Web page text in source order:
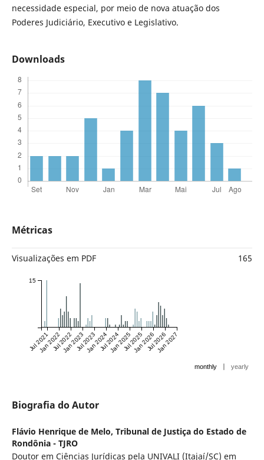
necessidade especial, por meio de nova atuação dos
Poderes Judiciário, Executivo e Legislativo.
Downloads
Métricas
Visualizações em PDF 165
Jul 2021Jan 2022Jul 2022Jan 2023Jul 2023Jan 2024Jul 2024Jan 2025Jul 2025Jan 2026Jul 2026Jan 2027
15
monthly | yearly
Biografia do Autor
Flávio Henrique de Melo, Tribunal de Justiça do Estado de
Rondônia - TJRO
Doutor em Ciências Jurídicas pela UNIVALI (Itajaí/SC) em